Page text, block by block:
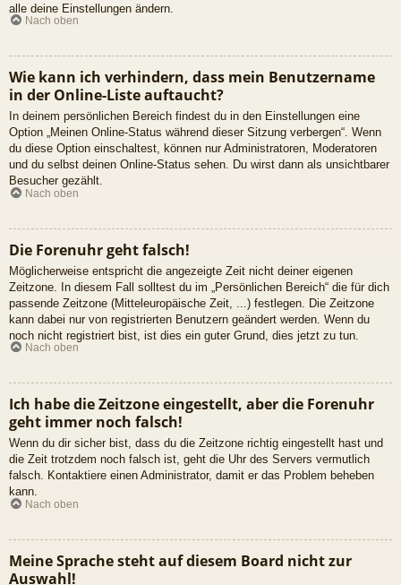
alle deine Einstellungen ändern.
Nach oben
Wie kann ich verhindern, dass mein Benutzername
in der Online-Liste auftaucht?
In deinem persönlichen Bereich findest du in den Einstellungen eine
Option „Meinen Online-Status während dieser Sitzung verbergen“. Wenn
du diese Option einschaltest, können nur Administratoren, Moderatoren
und du selbst deinen Online-Status sehen. Du wirst dann als unsichtbarer
Besucher gezählt.
Nach oben
Die Forenuhr geht falsch!
Möglicherweise entspricht die angezeigte Zeit nicht deiner eigenen
Zeitzone. In diesem Fall solltest du im „Persönlichen Bereich“ die für dich
passende Zeitzone (Mitteleuropäische Zeit, ...) festlegen. Die Zeitzone
kann dabei nur von registrierten Benutzern geändert werden. Wenn du
noch nicht registriert bist, ist dies ein guter Grund, dies jetzt zu tun.
Nach oben
Ich habe die Zeitzone eingestellt, aber die Forenuhr
geht immer noch falsch!
Wenn du dir sicher bist, dass du die Zeitzone richtig eingestellt hast und
die Zeit trotzdem noch falsch ist, geht die Uhr des Servers vermutlich
falsch. Kontaktiere einen Administrator, damit er das Problem beheben
kann.
Nach oben
Meine Sprache steht auf diesem Board nicht zur
Auswahl!